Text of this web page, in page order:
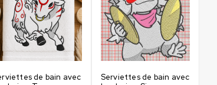
de bain avec
Serviettes de bain avec